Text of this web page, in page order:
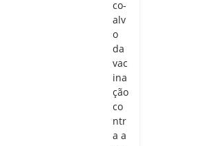
co-
alv
o
da
vac
ina
ção
co
ntr
a a